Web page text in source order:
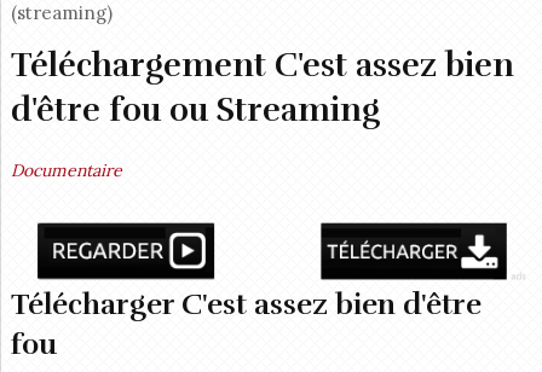
(streaming)
Téléchargement C'est assez bien
d'être fou ou Streaming
Documentaire
Télécharger C'est assez bien d'être
fou